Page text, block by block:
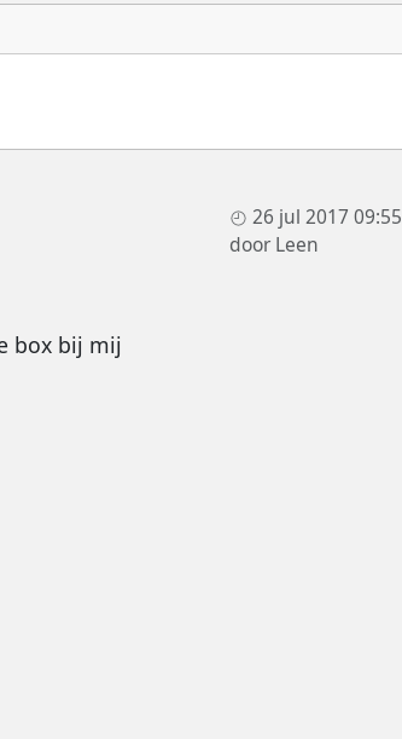
26 jul 2017 09:55
door Leen
box bij mij